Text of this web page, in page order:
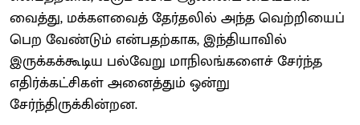
வைத்து, மக்களவைத் தேர்தலில் அந்த வெற்றியைப்
பெற வேண்டும் என்பதற்காக, இந்தியாவில்
இருக்கக்கூடிய பல்வேறு மாநிலங்களைச் சேர்ந்த
எதிர்க்கட்சிகள் அனைத்தும் ஒன்று
சேர்ந்திருக்கின்றன.